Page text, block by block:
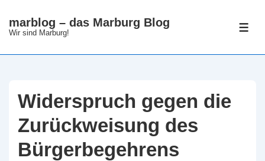
Zummarblog – das Marburg Blog
Wir sind Marburg!
Widerspruch gegen die
Zurückweisung des
Bürgerbegehrens